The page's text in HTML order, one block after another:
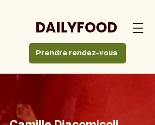
DAILYFOOD
Prendre rendez-vous